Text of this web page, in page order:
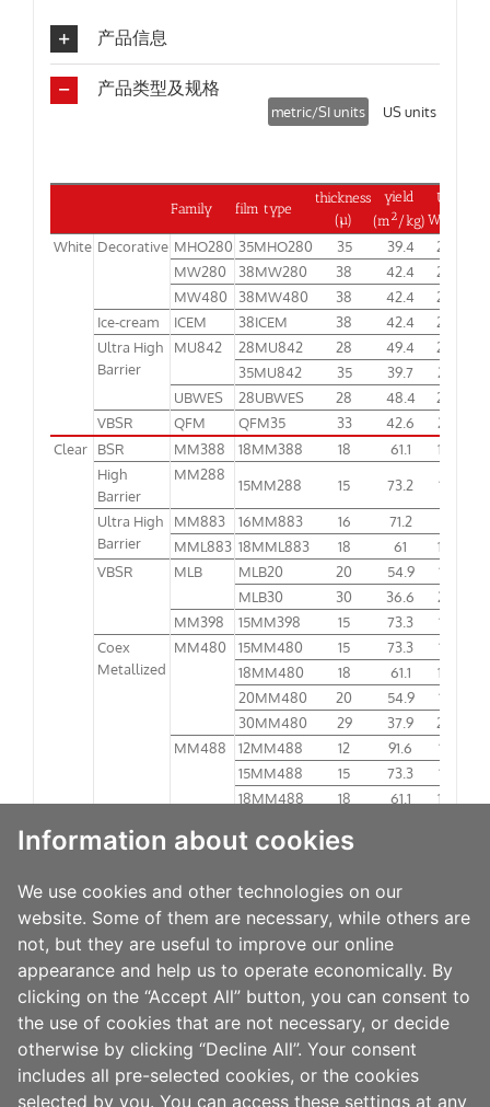
Information about cookies
We use cookies and other technologies on our
website. Some of them are necessary, while others are
not, but they are useful to improve our online
appearance and help us to operate economically. By
clicking on the “Accept All” button, you can consent to
the use of cookies that are not necessary, or decide
otherwise by clicking “Decline All”. Your consent
includes all pre-selected cookies, or the cookies
selected by you. You can access these settings at any
产品信息
产品类型及规格
US units
metric/SI units
Family film type
thickness
(µ)
yield
(m2/kg)
Unit
Weight
White Decorative MHO280 35MHO280 35 39.4
25.4
MW280
38MW280 38 42.4
23.6
MW480
38MW480 38 42.4
23.6
Ice-cream
ICEM 38ICEM 38 42.4
23.6
Ultra High
Barrier
MU842 28MU842 28 49.4
20.7
35MU842
35 39.7
25.2
UBWES
28UBWES 28 48.4
20.7
VBSR
QFM QFM35 33 42.6
23.5
Clear
BSR MM388 18MM388 18 61.1
16.4
High
Barrier
MM288
15MM288 15 73.2 13.7
Ultra High
Barrier
MM883 16MM883 16 71.2
MML883 18MML883 18 61
16.4
VBSR
MLB MLB20 20 54.9
18.2
MLB30
30 36.6
27.3
MM398
15MM398 15 73.3
13.7
Coex
Metallized
MM480 15MM480 15 73.3
13.7
18MM480
18 61.1
16.4
20MM480
20 54.9
18.2
30MM480
29 37.9
26.4
MM488
12MM488 12 91.6
10.9
15MM488
15 73.3
13.7
18MM488
18 61.1 16.4
美洲地区